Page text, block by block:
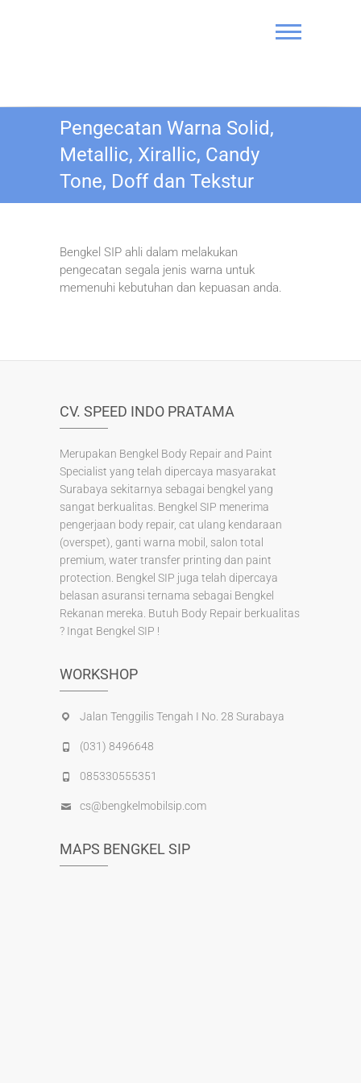
Bengkel Cat
Mobil SIP
Pengecatan Warna Solid,
Metallic, Xirallic, Candy
Tone, Doff dan Tekstur
Bengkel SIP ahli dalam melakukan
pengecatan segala jenis warna untuk
memenuhi kebutuhan dan kepuasan anda.
CV. SPEED INDO PRATAMA
Merupakan Bengkel Body Repair and Paint
Specialist yang telah dipercaya masyarakat
Surabaya sekitarnya sebagai bengkel yang
sangat berkualitas. Bengkel SIP menerima
pengerjaan body repair, cat ulang kendaraan
(overspet), ganti warna mobil, salon total
premium, water transfer printing dan paint
protection. Bengkel SIP juga telah dipercaya
belasan asuransi ternama sebagai Bengkel
Rekanan mereka. Butuh Body Repair berkualitas
? Ingat Bengkel SIP !
WORKSHOP
Jalan Tenggilis Tengah I No. 28 Surabaya
(031) 8496648
085330555351
cs@bengkelmobilsip.com
MAPS BENGKEL SIP